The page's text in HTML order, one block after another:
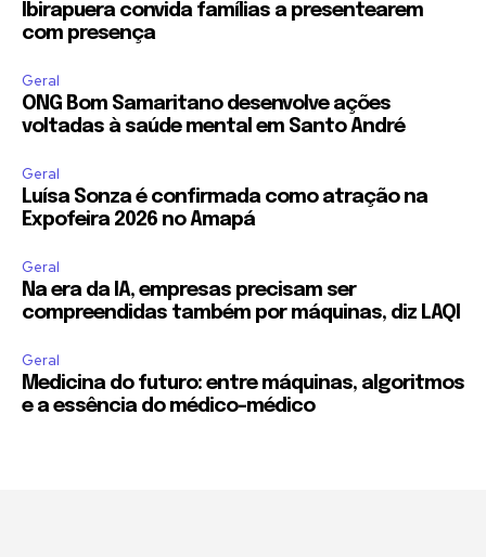
Ibirapuera convida famílias a presentearem
com presença
Geral
ONG Bom Samaritano desenvolve ações
voltadas à saúde mental em Santo André
Geral
Luísa Sonza é confirmada como atração na
Expofeira 2026 no Amapá
Geral
Na era da IA, empresas precisam ser
compreendidas também por máquinas, diz LAQI
Geral
Medicina do futuro: entre máquinas, algoritmos
e a essência do médico-médico